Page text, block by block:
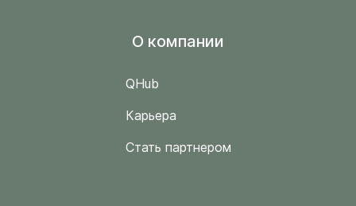
O компании
QHub
Карьера
Стать партнером